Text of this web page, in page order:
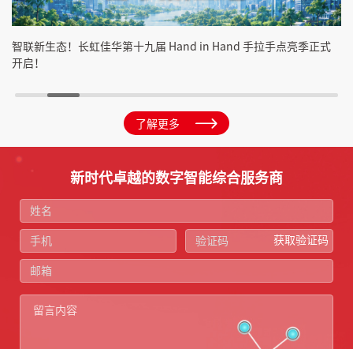
联新生态！长虹佳华第十九届 Hand in Hand 手拉手点亮季正式
启！
绵
了解更多
新时代卓越的数字智能综合服务商
获取验证码